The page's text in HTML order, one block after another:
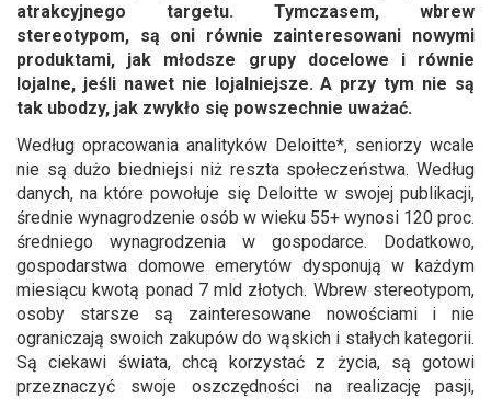
atrakcyjnego targetu. Tymczasem, wbrew
stereotypom, są oni równie zainteresowani nowymi
produktami, jak młodsze grupy docelowe i równie
lojalne, jeśli nawet nie lojalniejsze. A przy tym nie są
tak ubodzy, jak zwykło się powszechnie uważać.
Według opracowania analityków Deloitte*, seniorzy wcale
nie są dużo biedniejsi niż reszta społeczeństwa. Według
danych, na które powołuje się Deloitte w swojej publikacji,
średnie wynagrodzenie osób w wieku 55+ wynosi 120 proc.
średniego wynagrodzenia w gospodarce. Dodatkowo,
gospodarstwa domowe emerytów dysponują w każdym
miesiącu kwotą ponad 7 mld złotych. Wbrew stereotypom,
osoby starsze są zainteresowane nowościami i nie
ograniczają swoich zakupów do wąskich i stałych kategorii.
Są ciekawi świata, chcą korzystać z życia, są gotowi
przeznaczyć swoje oszczędności na realizację pasji,